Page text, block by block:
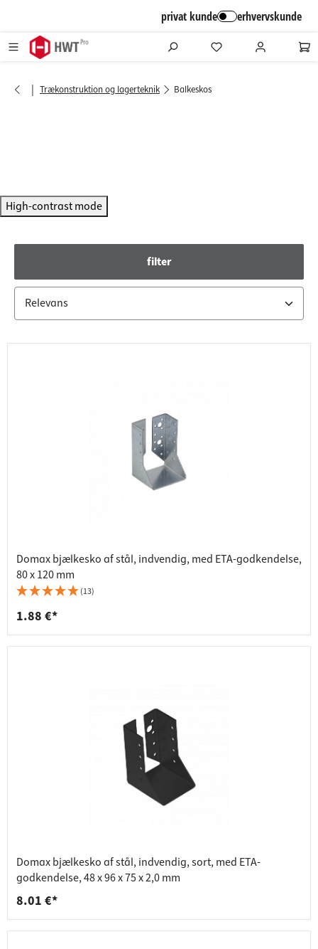
privat kunde erhvervskunde
| Trækonstruktion og lagerteknik Balkeskos
High-contrast mode
filter
Domax bjælkesko af stål, indvendig, med ETA-godkendelse,
80 x 120 mm
(13)
1.88 €*
Domax bjælkesko af stål, indvendig, sort, med ETA-
godkendelse, 48 x 96 x 75 x 2,0 mm
8.01 €*